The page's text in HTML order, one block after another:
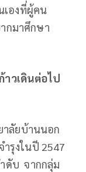
เองที่ผู้คน
กมาศึกษา
าวเดินต่อไป
าลัยบ้านนอก
รุงในปี 2547
ดับ จากกลุ่ม